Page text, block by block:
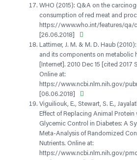
WHO (2015): Q&A on the
consumption of red meat and
https://www.who.int/features/qa/
[26.06.2018]
Lattimer, J. M. & M. D. Haub
and its components on metabolic
[Internet]. 2010 Dec 15 [cited 2017
Online at:
https://www.ncbi.nlm.nih.gov/
[06.06.2018]
Viguiliouk, E., Stewart, S. E.,
Effect of Replacing Animal Protein
Glycemic Control in Diabetes: A
Meta-Analysis of Randomized
Nutrients. Online at:
https://www.ncbi.nlm.nih.gov/